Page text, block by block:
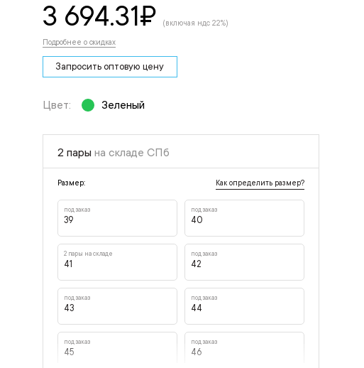
3 694.31₽ (включая ндс 22%)
Подробнее о скидках
Запросить оптовую цену
Цвет: Зеленый
2 пары на складе СПб
Размер: Как определить размер?
под заказ
39
под заказ
40
2 пары на складе
41
под заказ
42
под заказ
43
под заказ
44
под заказ
45
под заказ
46